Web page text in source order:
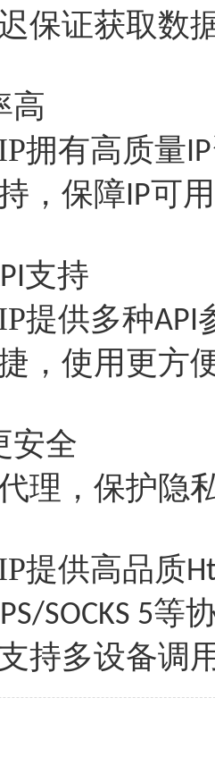
保证获取数
高
拥有高质量IP
，保障IP可
支持
提供多种API
，使用更方
安全
理，保护隐
提供高品质
SOCKS 5等
持多设备调